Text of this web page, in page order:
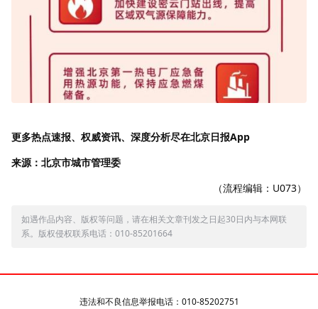
更多热点速报、权威资讯、深度分析尽在北京日报App
来源：北京市城市管理委
（流程编辑：U073）
如遇作品内容、版权等问题，请在相关文章刊发之日起30日内与本网联
系。版权侵权联系电话：010-85201664
违法和不良信息举报电话：010-85202751